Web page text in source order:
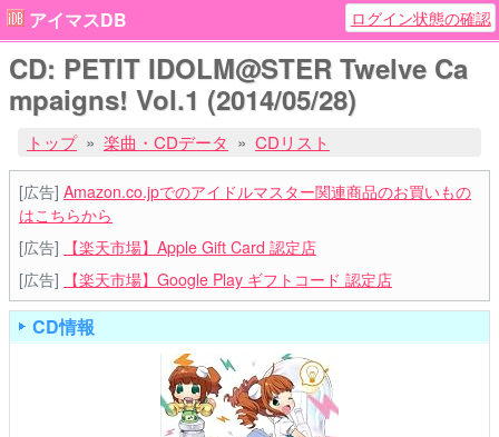
アイマスDB ログイン状態の確認
CD: PETIT IDOLM@STER Twelve Ca
mpaigns! Vol.1 (2014/05/28)
トップ 楽曲・CDデータ CDリスト
[広告] Amazon.co.jpでのアイドルマスター関連商品のお買いもの
はこちらから
[広告]
【楽天市場】Apple Gift Card 認定店
[広告]
【楽天市場】Google Play ギフトコード 認定店
CD情報